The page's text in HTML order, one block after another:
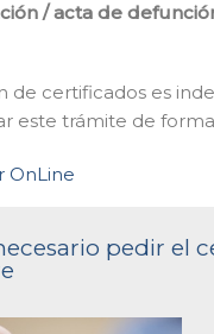
/ acta de
de certificados es
este trámite de
OnLine
pedir el